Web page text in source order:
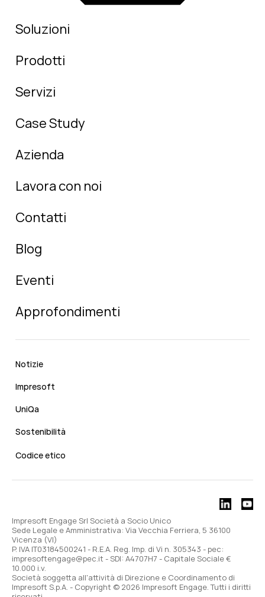
Soluzioni
Prodotti
Servizi
Case Study
Azienda
Lavora con noi
Contatti
Blog
Eventi
Approfondimenti
Notizie
Impresoft
UniQa
Sostenibilità
Codice etico
Impresoft Engage Srl Società a Socio Unico
Sede Legale e Amministrativa: Via Vecchia Ferriera, 5 36100
Vicenza (VI)
P. IVA IT03184500241 - R.E.A. Reg. Imp. di Vi n. 305343 - pec:
impresoftengage@pec.it - SDI: A4707H7 - Capitale Sociale €
10.000 i.v.
Società soggetta all'attività di Direzione e Coordinamento di
Impresoft S.p.A. - Copyright © 2026 Impresoft Engage. Tutti i diritti